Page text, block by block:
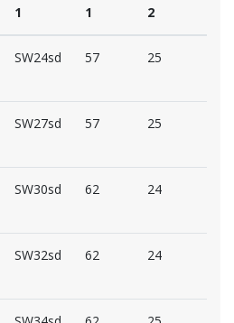
1
1
2
SW24sd 57 25
SW27sd 57 25
SW30sd 62 24
SW32sd 62 24